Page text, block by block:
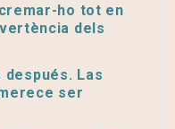
ho tot en
dels
después. Las
ser